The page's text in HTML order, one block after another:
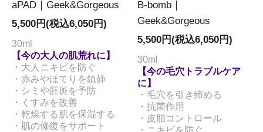
aPAD｜Geek&Gorgeous
5,500円(税込6,050円)
30ml
【今の大人の肌荒れに】
・大人ニキビを防ぐ
・赤みやほてりを鎮静
・シミや肝斑を予防
・くすみを改善
・乾燥する肌を保湿する
・肌の修復をサポート
B-bomb｜
Geek&Gorgeous
5,500円(税込6,050円)
30ml
【今の毛穴トラブルケア
に】
・毛穴を引き締める
・抗菌作用
・皮脂コントロール
・ニキビを防ぐ